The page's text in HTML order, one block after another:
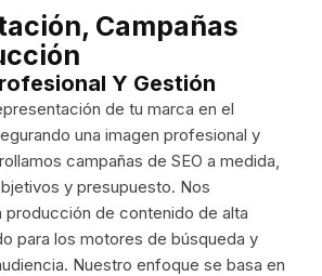
Campañas
Y Gestión
de tu marca en el
una imagen profesional y
campañas de SEO a medida,
y presupuesto. Nos
producción de contenido de alta
para los motores de búsqueda y
Nuestro enfoque se basa en